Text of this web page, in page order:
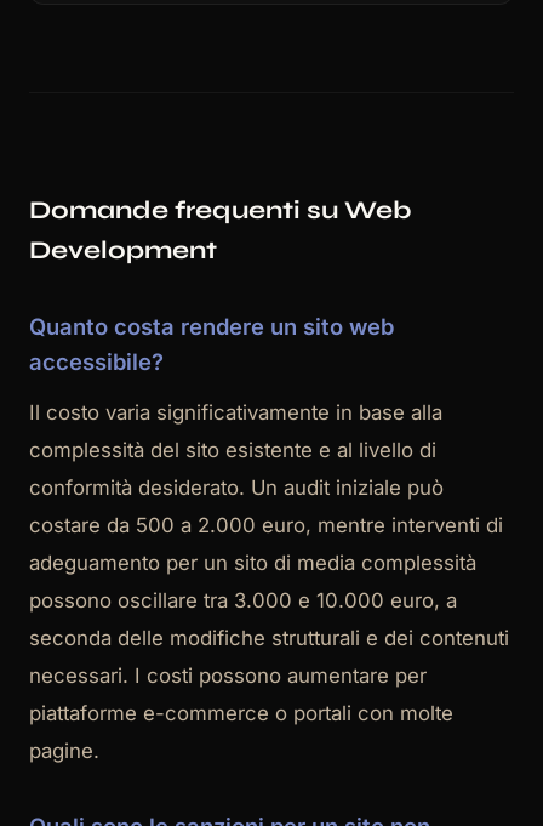
Domande frequenti su Web
Development
Quanto costa rendere un sito web
accessibile?
Il costo varia significativamente in base alla
complessità del sito esistente e al livello di
conformità desiderato. Un audit iniziale può
costare da 500 a 2.000 euro, mentre interventi di
adeguamento per un sito di media complessità
possono oscillare tra 3.000 e 10.000 euro, a
seconda delle modifiche strutturali e dei contenuti
necessari. I costi possono aumentare per
piattaforme e-commerce o portali con molte
pagine.